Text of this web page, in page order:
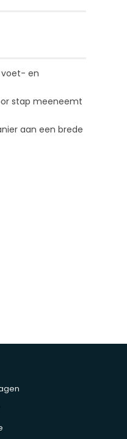
en
stap meeneemt
aan een brede